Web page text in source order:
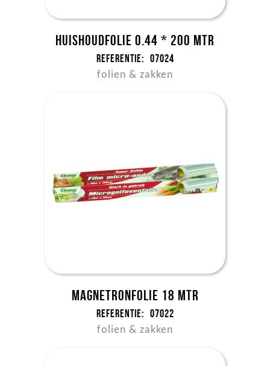
Huishoudfolie 0.44 * 200 mtr
Referentie: 07024
folien & zakken
Magnetronfolie 18 mtr
Referentie: 07022
folien & zakken